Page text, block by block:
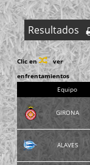
Resultados
Clic en
ver
enfrentamientos
Equipo
GIRONA
ALAVES